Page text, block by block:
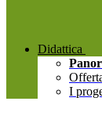
Didattica
I